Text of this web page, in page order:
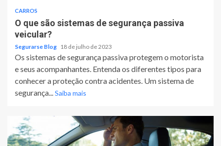
CARROS
O que são sistemas de segurança passiva
veicular?
Segurarse Blog 18 de julho de 2023
Os sistemas de segurança passiva protegem o motorista
e seus acompanhantes. Entenda os diferentes tipos para
conhecer a proteção contra acidentes. Um sistema de
segurança...Saiba mais